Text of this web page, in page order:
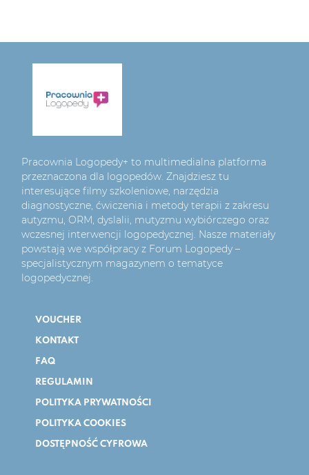
Pracownia Logopedy+ to multimedialna platforma
przeznaczona dla logopedów. Znajdziesz tu
interesujące filmy szkoleniowe, narzędzia
diagnostyczne, ćwiczenia i metody terapii z zakresu
autyzmu, ORM, dyslalii, mutyzmu wybiórczego oraz
wczesnej interwencji logopedycznej. Nasze materiały
powstają we współpracy z Forum Logopedy –
specjalistycznym magazynem o tematyce
logopedycznej.
VOUCHER
KONTAKT
FAQ
REGULAMIN
POLITYKA PRYWATNOŚCI
POLITYKA COOKIES
DOSTĘPNOŚĆ CYFROWA